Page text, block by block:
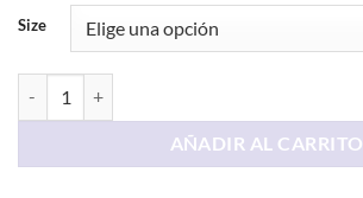
Size
AÑADIR AL CARRITO